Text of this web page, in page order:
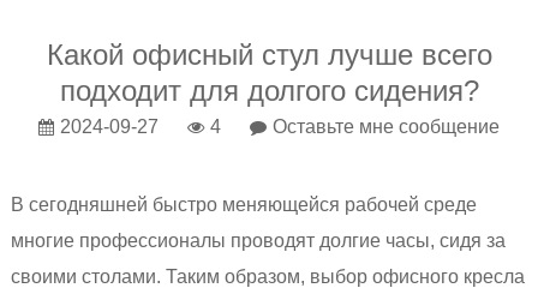
Какой офисный стул лучше всего
подходит для долгого сидения?
2024-09-27 4 Оставьте мне сообщение
В сегодняшней быстро меняющейся рабочей среде
многие профессионалы проводят долгие часы, сидя за
своими столами. Таким образом, выбор офисного кресла